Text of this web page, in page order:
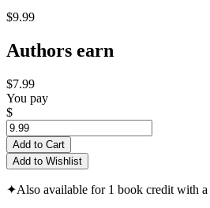
$9.99
Authors earn
$7.99
You pay
$
Add to Cart
Add to Wishlist
✦Also available for 1 book credit with a